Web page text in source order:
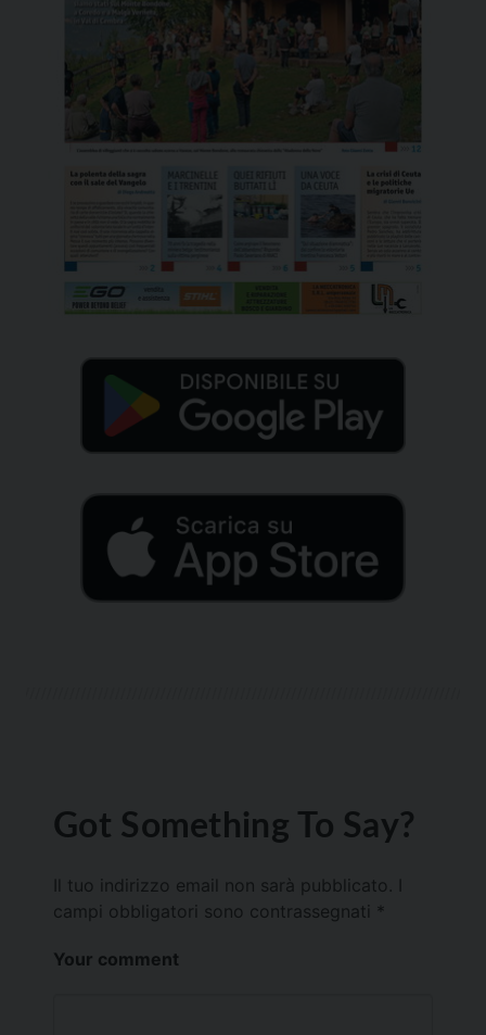
Got Something To Say?
Il tuo indirizzo email non sarà pubblicato.
campi obbligatori sono contrassegnati *
Your comment